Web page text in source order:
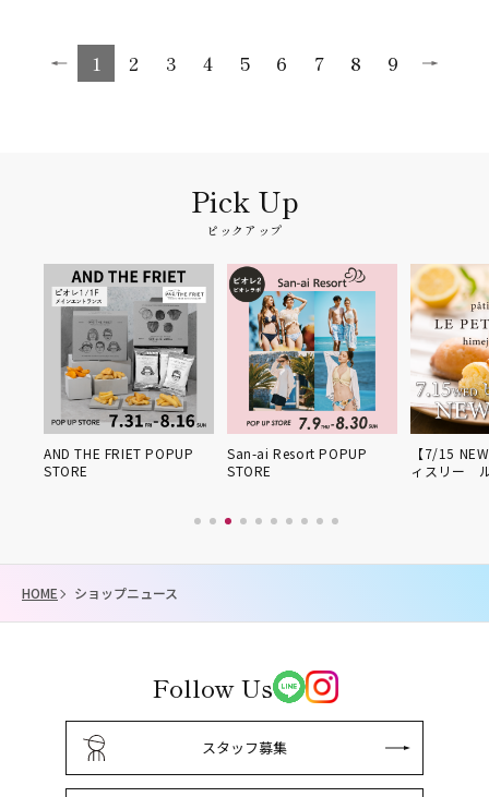
1 2 3 4 5 6 7 8 9
ピックアップ
AND THE FRIET POPUP
STORE
San-ai Resort POPUP
STORE
【7/15
ィスリー
HOME ショップニュース
Follow Us
スタッフ募集